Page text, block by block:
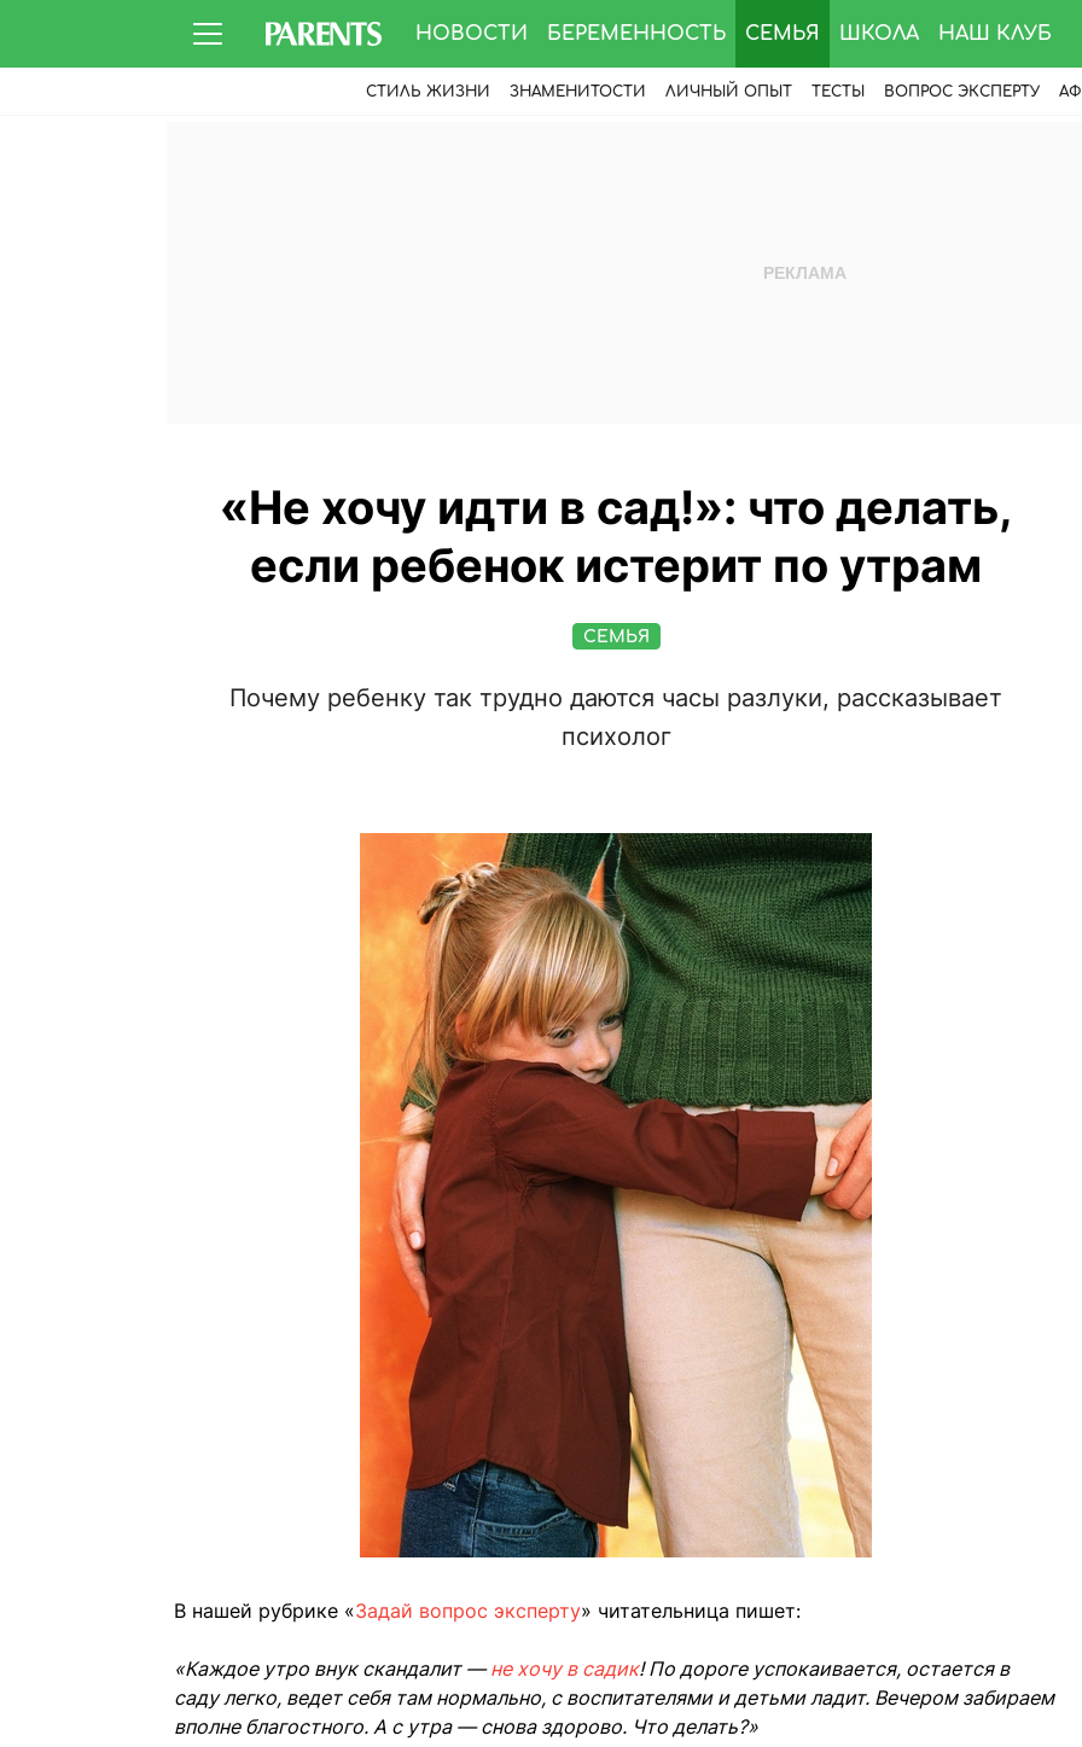
НОВОСТИ БЕРЕМЕННОСТЬ СЕМЬЯ ШКОЛА НАШ КЛУБ
СТИЛЬ ЖИЗНИ ЗНАМЕНИТОСТИ ЛИЧНЫЙ ОПЫТ ТЕСТЫ ВОПРОС ЭКСПЕРТУ
«Не хочу идти в сад!»: что делать,
если ребенок истерит по утрам
СЕМЬЯ
Почему ребенку так трудно даются часы разлуки, рассказывает
психолог
В нашей рубрике «Задай вопрос эксперту» читательница пишет:
«Каждое утро внук скандалит —не хочу в садик! По дороге успокаивается, остается в
саду легко, ведет себя там нормально, с воспитателями и детьми ладит. Вечером забираем
вполне благостного. А с утра — снова здорово. Что делать?»